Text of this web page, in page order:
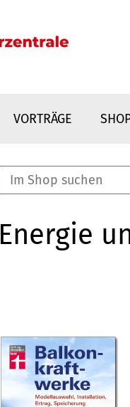
VORTRÄGE
Energie